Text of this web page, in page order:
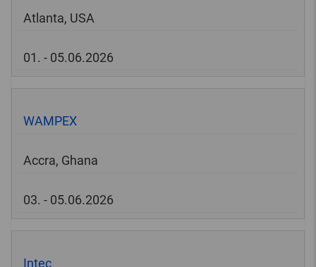
Atlanta, USA
01. - 05.06.2026
WAMPEX
Accra, Ghana
03. - 05.06.2026
Intec